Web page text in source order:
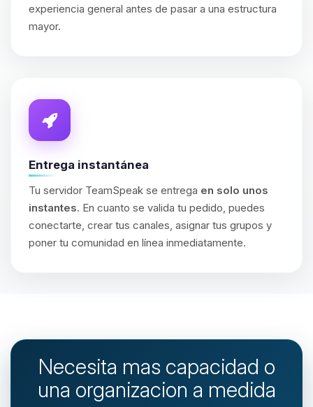
experiencia general antes de pasar a una estructura
mayor.
Entrega instantánea
Tu servidor TeamSpeak se entrega en solo unos
instantes. En cuanto se valida tu pedido, puedes
conectarte, crear tus canales, asignar tus grupos y
poner tu comunidad en línea inmediatamente.
Necesita mas capacidad o
una organizacion a medida